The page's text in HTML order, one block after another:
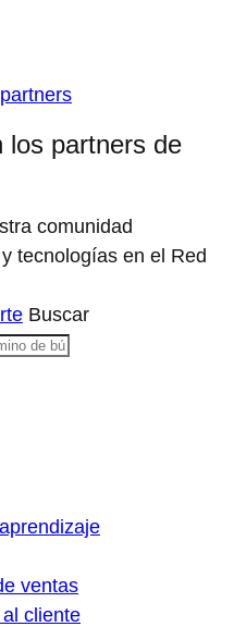
los partners de
comunidad
tecnologías en el Red
Buscar
ventas
cliente